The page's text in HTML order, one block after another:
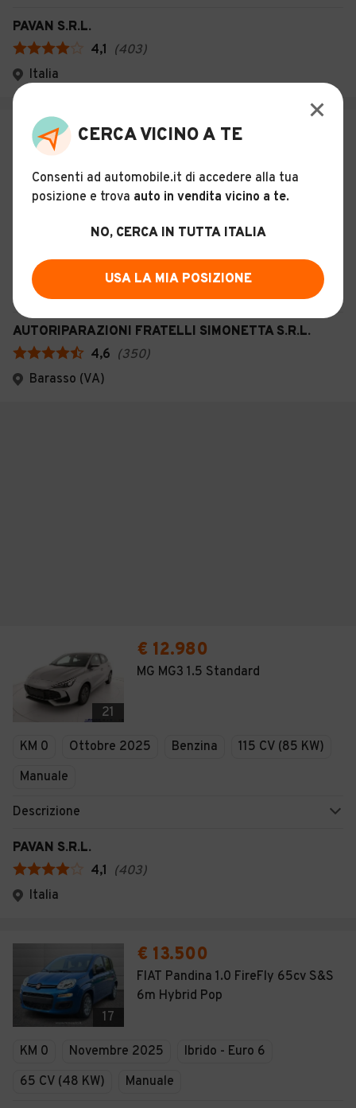
PAVAN S.R.L.
4,1 (403)
Italia
20
€ 12.950
s&s 65cv - KM0
Maggio 2026
Ibrido - Euro 6
65 CV (48 KW)
Manuale
Descrizione
AUTORIPARAZIONI FRATELLI SIMONETTA S.R.L.
4,6 (350)
Barasso (VA)
21
€ 12.980
MG MG3 1.5 Standard
KM 0 Ottobre 2025 Benzina
115 CV (85 KW)
Manuale
Descrizione
PAVAN S.R.L.
4,1 (403)
Italia
17
€ 13.500
FIAT Pandina 1.0 FireFly 65cv S&S
6m Hybrid Pop
KM 0 Novembre 2025
Ibrido - Euro 6
65 CV (48 KW)
Manuale
CERCA VICINO A TE
Consenti ad automobile.it di accedere alla tua
posizione e trova auto in vendita vicino a te.
NO, CERCA IN TUTTA ITALIA
USA LA MIA POSIZIONE